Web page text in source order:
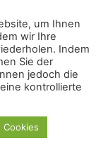
Akazien
Massivholzmöbel
um Ihnen
wir Ihre
Indem
Sie der
jedoch die
kontrollierte
Cookies